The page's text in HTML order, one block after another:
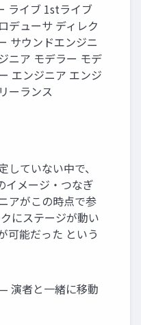
ライブ 1stライブ
デューサ ディレク
サウンドエンジニ
ニア モデラー モデ
エンジニア エンジ
ーランス
していない中で、
イメージ・つなぎ
アがこの時点で参
にステージが動い
可能だった という
演者と一緒に移動